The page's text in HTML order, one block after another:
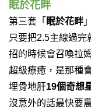
眠於花畔
第三套「 眠於花畔
只要把2.5主線過完
招的時候會召喚拉
超級療癒，是那種
埋骨地肝19個奇想
沒意外的話最快要